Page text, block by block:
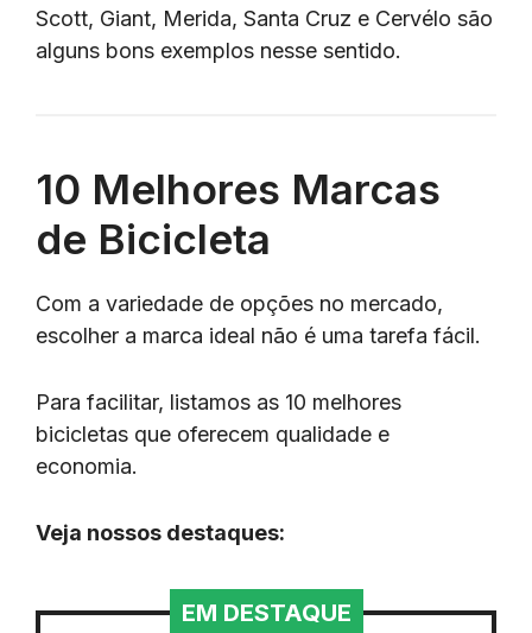
Scott, Giant, Merida, Santa Cruz e Cervélo são
alguns bons exemplos nesse sentido.
10 Melhores Marcas
de Bicicleta
Com a variedade de opções no mercado,
escolher a marca ideal não é uma tarefa fácil.
Para facilitar, listamos as 10 melhores
bicicletas que oferecem qualidade e
economia.
Veja nossos destaques:
EM DESTAQUE